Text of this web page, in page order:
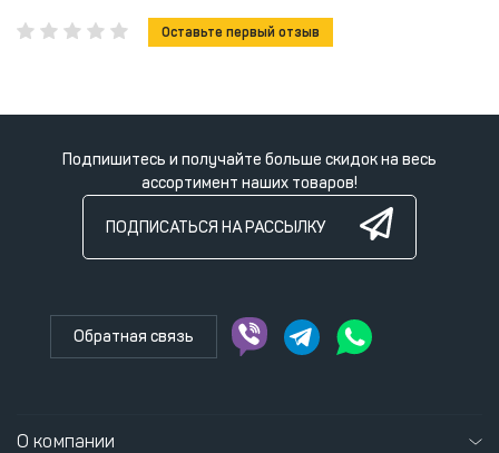
Оставьте первый отзыв
Подпишитесь и получайте больше скидок на весь
ассортимент наших товаров!
ПОДПИСАТЬСЯ НА РАССЫЛКУ
Обратная связь
О компании